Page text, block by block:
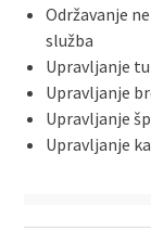
Održavanje
služba
Upravljanje
Upravljanje
Upravljanje
Upravljanje